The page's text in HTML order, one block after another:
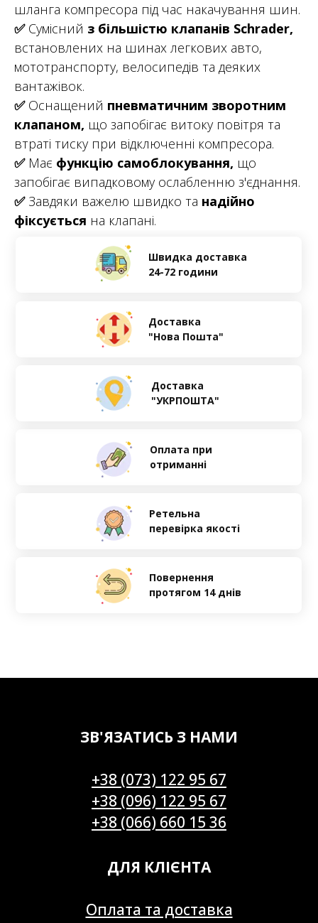
шланга компресора під час накачування шин.
✅Сумісний з більшістю клапанів Schrader,
встановлених на шинах легкових авто,
мототранспорту, велосипедів та деяких
вантажівок.
✅Оснащений пневматичним зворотним
клапаном, що запобігає витоку повітря та
втраті тиску при відключенні компресора.
✅Має функцію самоблокування, що
запобігає випадковому ослабленню з'єднання.
✅Завдяки важелю швидко та надійно
фіксується на клапані.
Оплата при
отриманні
Ретельна
перевірка якості
Швидка доставка
24-72 години
Доставка
"Нова Пошта"
Доставка
"УКРПОШТА"
Повернення
протягом 14 днів
ЗВ'ЯЗАТИСЬ З НАМИ
+38 (073) 122 95 67
+38 (096) 122 95 67
+38 (066) 660 15 36
ДЛЯ КЛІЄНТА
Оплата та доставка